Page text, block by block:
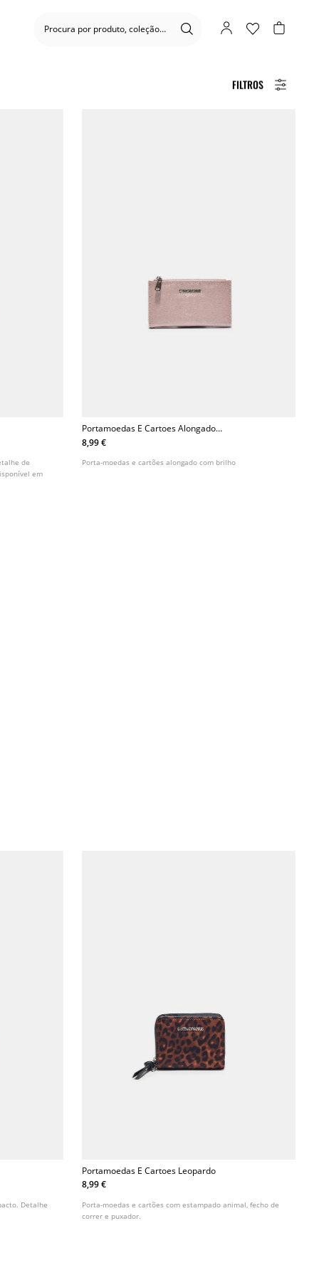
FILTROS
de
em
Portamoedas E Cartoes Alongado
Com Brilho
8,99 €
Porta-moedas e cartões alongado com brilho
Detalhe
Portamoedas E Cartoes Leopardo
8,99 €
Porta-moedas e cartões com estampado animal, fecho de
correr e puxador.